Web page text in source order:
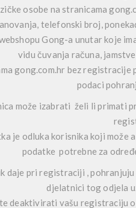
osobe na stranicama
telefonski broj,
Gong-a unutar koje
vidu čuvanja računa,
gong.com.hr bez
podaci
može izabrati želi li primati
je odluka korisnika koji
podatke potrebne za
daje pri registraciji ,
djelatnici tog odjela
deaktivirati vašu registraciju